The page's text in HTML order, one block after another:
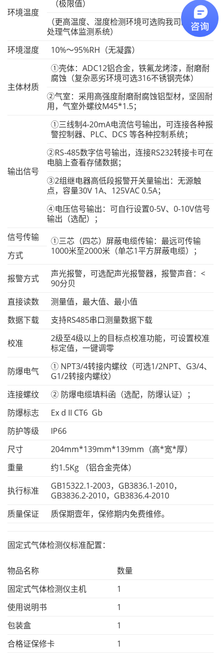
环境温度
（极限值）
（更高温度、湿度检测环境可选购我司的前置预
处理气体监测系统）
环境湿度
10%～95%RH（无凝露）
主体材质
①壳体：ADC12铝合金，铁氟龙烤漆，耐磨耐
腐蚀（复杂恶劣环境可选316不锈钢壳体）
②气室：采用高强度耐磨耐腐蚀铝型材，坚固耐
用，气室外螺纹M45*1.5；
输出信号
①三线制4-20mA电流信号输出，可连接各种报
警控制器、PLC、DCS 等各种控制系统；
②RS-485数字信号输出，连接RS232转接卡可在
电脑上查看存储数据；
③2组继电器高低段报警开关量输出：无源触
点，容量30V 1A、125VAC 0.5A；
④电压信号输出：可自行设置0-5V、0-10V信号
输出（选配）；
信号传输
①三芯（四芯）屏蔽电缆传输：最远可传输
1000米至2000米（单芯1平方屏蔽电缆）；
方式
报警方式
声光报警，可选配声光报警器，报警声音：<
90分贝
直接读数
测量值，最大值、最小值
数据下载
支持RS485串口测量数据下载
校准
2级至4级以上的目标点校准功能，可设置校准
标定值，一键调零
防爆电气
① NPT3/4转接内螺纹（可选1/2NPT、G3/4、
G1/2转接内螺纹）
连接螺纹
② 防爆电缆填料函（选配，防爆认证）；
防爆标志
Ex d II CT6 Gb
防护等级
IP66
尺寸
204mm*139mm*139mm（高*宽*厚）
重量
约1.5Kg （铝合金壳体）
执行标准
GB15322.1-2003，GB3836.1-2010，
GB3836.2-2010，GB3836.4-2010
质量保证
质保期壹年，保修期内免费维修。
固定式气体检测仪标准配置：
物品名称
数量
固定式气体检测仪主机
1
使用说明书
1
包装盒
1
合格证保修卡
1